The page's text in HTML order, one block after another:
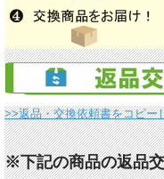
>>返品・交換依頼書をコピー
※下記の商品の返品